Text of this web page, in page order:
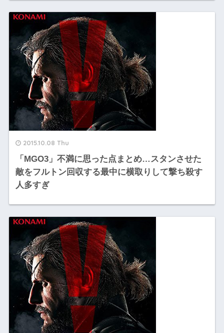
2015.10.08 Thu
「MGO3」不満に思った点まとめ…スタンさせた
敵をフルトン回収する最中に横取りして撃ち殺す
人多すぎ